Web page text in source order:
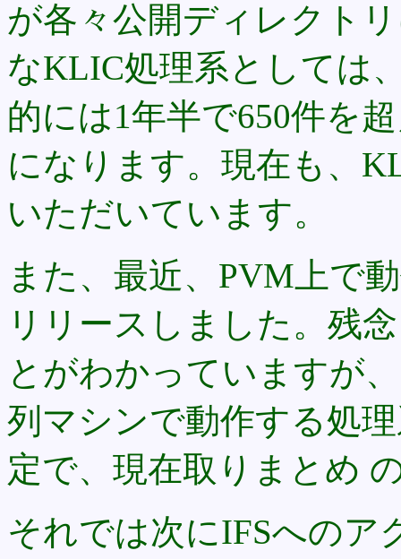
が各々公開ディレクト
なKLIC処理系としては
的には1年半で650件を
になります。現在も、
いただいています。
また、最近、PVM上で
リリースしました。残
とがわかっていますが
列マシンで動作する処
定で、現在取りまとめ
それでは次にIFSへのア